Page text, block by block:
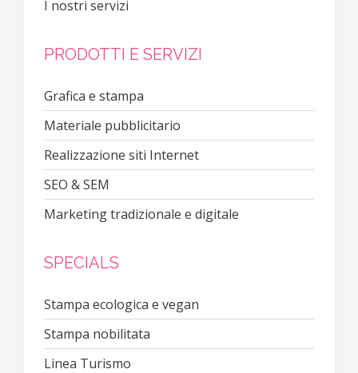
I nostri servizi
PRODOTTI E SERVIZI
Grafica e stampa
Materiale pubblicitario
Realizzazione siti Internet
SEO & SEM
Marketing tradizionale e digitale
SPECIALS
Stampa ecologica e vegan
Stampa nobilitata
Linea Turismo